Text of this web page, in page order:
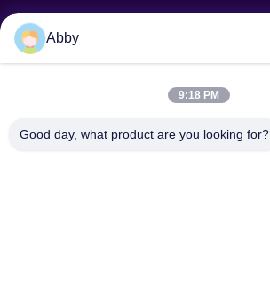
Abby
9:18 PM
Good day, what product are you looking for?